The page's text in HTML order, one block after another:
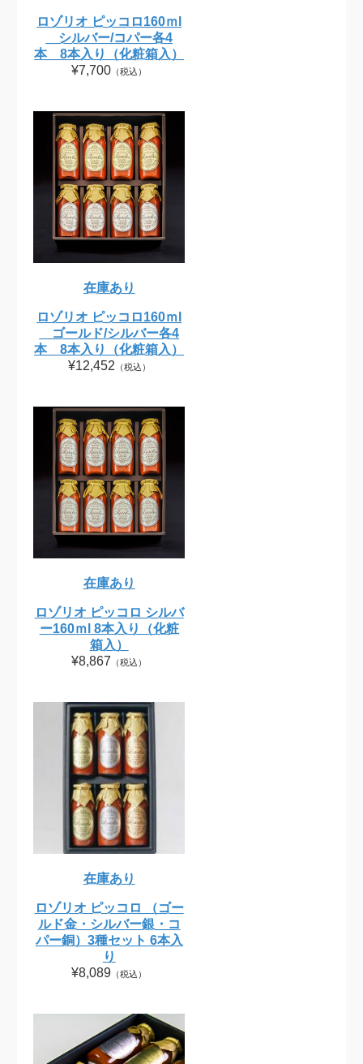
ロゾリオ ピッコロ160ｍl
シルバー/コパー各4
本 8本入り（化粧箱入）
¥7,700 （税込）
在庫あり
ロゾリオ ピッコロ160ｍl
ゴールド/シルバー各4
本 8本入り（化粧箱入）
¥12,452 （税込）
在庫あり
ロゾリオ ピッコロ シルバ
ー160ｍl 8本入り（化粧
箱入）
¥8,867 （税込）
在庫あり
ロゾリオ ピッコロ （ゴー
ルド金・シルバー銀・コ
パー銅）3種セット 6本入
り
¥8,089 （税込）